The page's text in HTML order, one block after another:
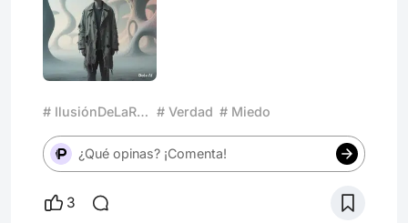
existencia?
# IlusiónDeLaRealidad # Verdad # Miedo
¿Qué opinas? ¡Comenta!
3